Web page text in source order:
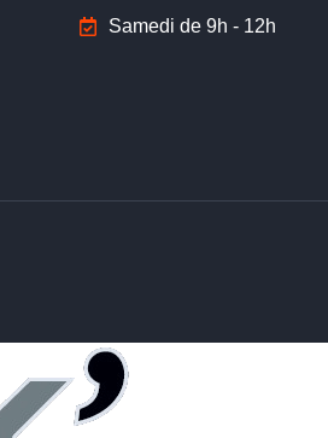
Samedi de 9h - 12h